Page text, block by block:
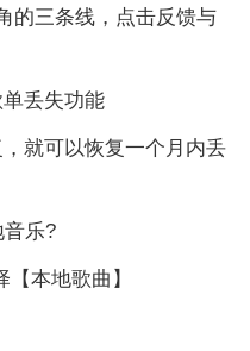
的三条线，点击反馈与
丢失功能
就可以恢复一个月内丢
乐?
本地歌曲】